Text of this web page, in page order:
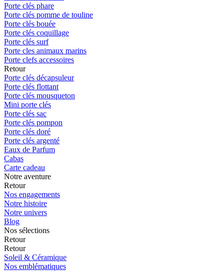
Porte clés phare
Porte clés pomme de touline
Porte clés bouée
Porte clés coquillage
Porte clés surf
Porte cles animaux marins
Porte clefs accessoires
Retour
Porte clés décapsuleur
Porte clés flottant
Porte clés mousqueton
Mini porte clés
Porte clés sac
Porte clés pompon
Porte clés doré
Porte clés argenté
Eaux de Parfum
Cabas
Carte cadeau
Notre aventure
Retour
Nos engagements
Notre histoire
Notre univers
Blog
Nos sélections
Retour
Retour
Soleil & Céramique
Nos emblématiques